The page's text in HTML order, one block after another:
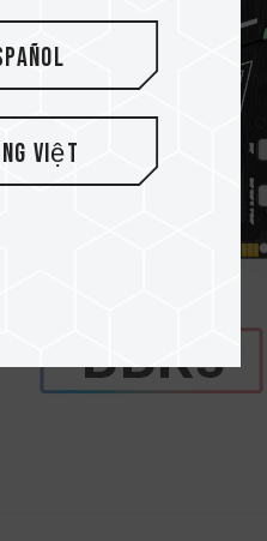
Việt